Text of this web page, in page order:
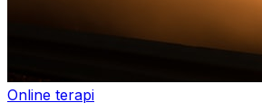
Online terapi